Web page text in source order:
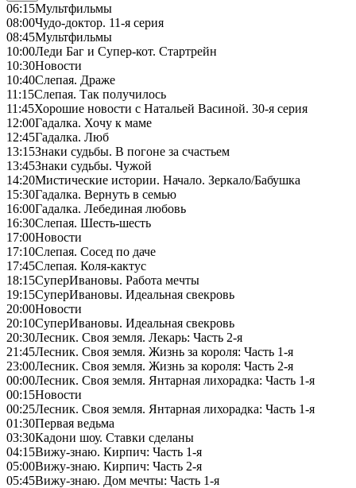
06:15Мультфильмы
08:00Чудо-доктор. 11-я серия
08:45Мультфильмы
10:00Леди Баг и Супер-кот. Стартрейн
10:30Новости
10:40Слепая. Драже
11:15Слепая. Так получилось
11:45Хорошие новости с Натальей Васиной. 30-я серия
12:00Гадалка. Хочу к маме
12:45Гадалка. Люб
13:15Знаки судьбы. В погоне за счастьем
13:45Знаки судьбы. Чужой
14:20Мистические истории. Начало. Зеркало/Бабушка
15:30Гадалка. Вернуть в семью
16:00Гадалка. Лебединая любовь
16:30Слепая. Шесть-шесть
17:00Новости
17:10Слепая. Сосед по даче
17:45Слепая. Коля-кактус
18:15СуперИвановы. Работа мечты
19:15СуперИвановы. Идеальная свекровь
20:00Новости
20:10СуперИвановы. Идеальная свекровь
20:30Лесник. Своя земля. Лекарь: Часть 2-я
21:45Лесник. Своя земля. Жизнь за короля: Часть 1-я
23:00Лесник. Своя земля. Жизнь за короля: Часть 2-я
00:00Лесник. Своя земля. Янтарная лихорадка: Часть 1-я
00:15Новости
00:25Лесник. Своя земля. Янтарная лихорадка: Часть 1-я
01:30Первая ведьма
03:30Кадони шоу. Ставки сделаны
04:15Вижу-знаю. Кирпич: Часть 1-я
05:00Вижу-знаю. Кирпич: Часть 2-я
05:45Вижу-знаю. Дом мечты: Часть 1-я